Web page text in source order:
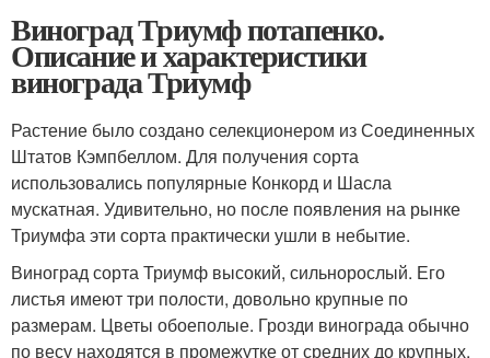
Виноград Триумф потапенко.
Описание и характеристики
винограда Триумф
Растение было создано селекционером из Соединенных
Штатов Кэмпбеллом. Для получения сорта
использовались популярные Конкорд и Шасла
мускатная. Удивительно, но после появления на рынке
Триумфа эти сорта практически ушли в небытие.
Виноград сорта Триумф высокий, сильнорослый. Его
листья имеют три полости, довольно крупные по
размерам. Цветы обоеполые. Грозди винограда обычно
по весу находятся в промежутке от средних до крупных,